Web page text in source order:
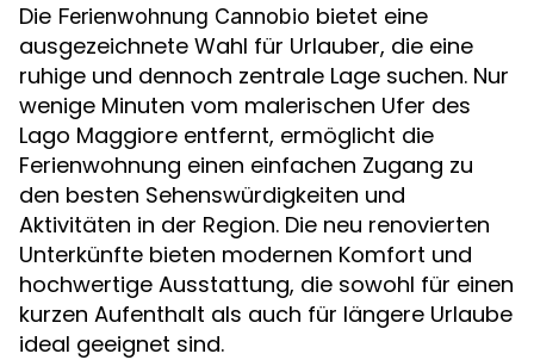
Die Ferienwohnung Cannobio bietet eine
ausgezeichnete Wahl für Urlauber, die eine
ruhige und dennoch zentrale Lage suchen. Nur
wenige Minuten vom malerischen Ufer des
Lago Maggiore entfernt, ermöglicht die
Ferienwohnung einen einfachen Zugang zu
den besten Sehenswürdigkeiten und
Aktivitäten in der Region. Die neu renovierten
Unterkünfte bieten modernen Komfort und
hochwertige Ausstattung, die sowohl für einen
kurzen Aufenthalt als auch für längere Urlaube
ideal geeignet sind.